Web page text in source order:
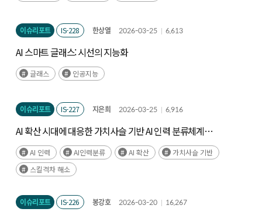
이슈리포트 IS-228 한상열 2026-03-25 6,613
AI 스마트 글래스: 시선의 지능화
글래스 인공지능
이슈리포트 IS-227 지은희 2026-03-25 6,916
AI 확산 시대에 대응한 가치사슬 기반 AI 인력 분류체계
재정립
AI 인력 AI인력분류 AI 확산
가치사슬 기반
스킬격차 해소
이슈리포트 IS-226 봉강호 2026-03-20 16,267